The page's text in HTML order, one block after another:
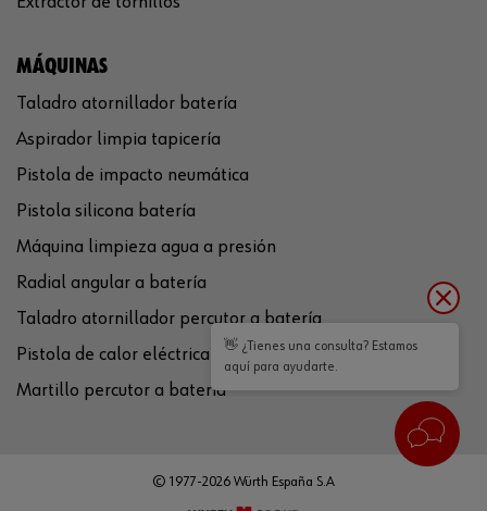
MÁQUINAS
Taladro atornillador batería
Aspirador limpia tapicería
Pistola de impacto neumática
Pistola silicona batería
Máquina limpieza agua a presión
Radial angular a batería
Taladro atornillador percutor a batería
Pistola de calor eléctrica
Martillo percutor a batería
© 1977-2026 Würth España S.A
👋 ¿Tienes una consulta? Estamos
aquí para ayudarte.